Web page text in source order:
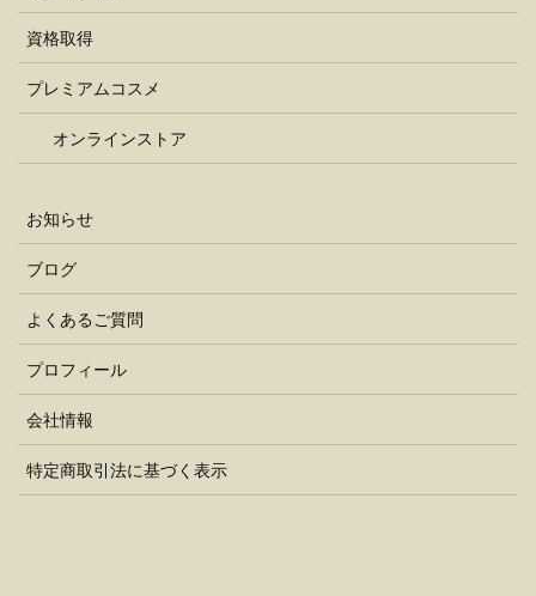
資格取得
プレミアムコスメ
オンラインストア
お知らせ
ブログ
よくあるご質問
プロフィール
会社情報
特定商取引法に基づく表示